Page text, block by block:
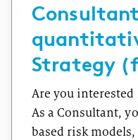
Strategy
Are you
As a Consultant,
based risk